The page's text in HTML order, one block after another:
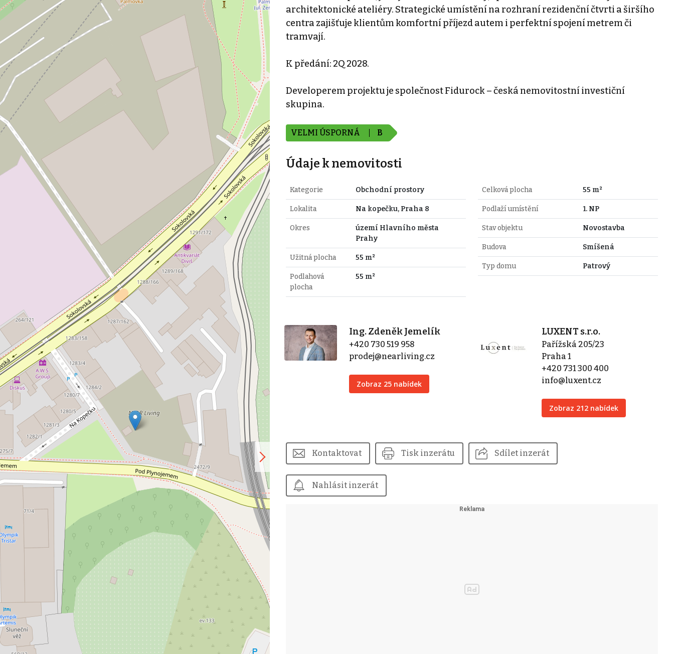
architektonické ateliéry. Strategické umístění na rozhraní rezidenční čtvrti a širšího
centra zajišťuje klientům komfortní příjezd autem i perfektní spojení metrem či
tramvají.
K předání: 2Q 2028.
Developerem projektu je společnost Fidurock – česká nemovitostní investiční
skupina.
VELMI ÚSPORNÁ B
Údaje k nemovitosti
Kategorie Obchodní prostory
Lokalita Na kopečku, Praha 8
Okres
území Hlavního města
Prahy
Užitná plocha 55 m²
Podlahová
plocha
55 m²
Celková plocha 55 m²
Podlaží umístění 1. NP
Stav objektu Novostavba
Budova Smíšená
Typ domu Patrový
Ing. Zdeněk Jemelík
+420 730 519 958
prodej@nearliving.cz
Zobraz 25 nabídek
LUXENT s.r.o.
Pařížská 205/23
Praha 1
+420 731 300 400
info@luxent.cz
Zobraz 212 nabídek
Kontaktovat Tisk inzerátu Sdílet inzerát
Nahlásit inzerát